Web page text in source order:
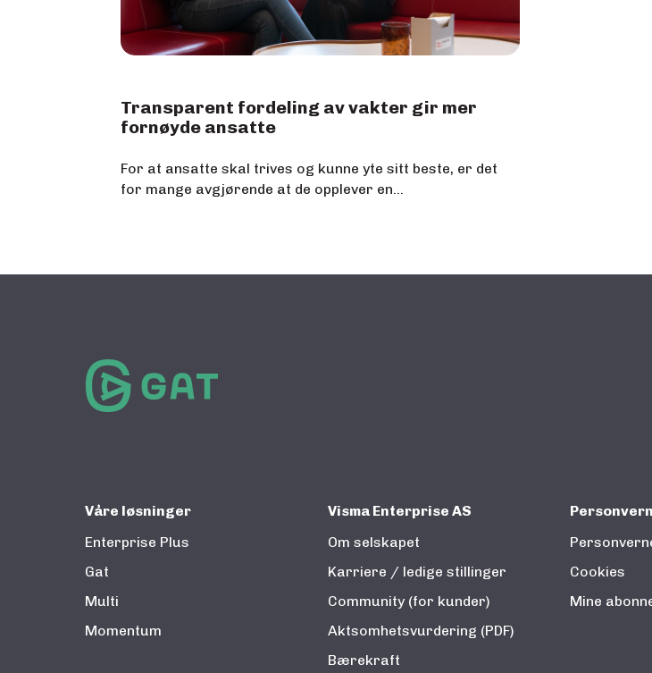
Transparent fordeling av vakter gir mer
fornøyde ansatte
For at ansatte skal trives og kunne yte sitt beste, er det
for mange avgjørende at de opplever en...
Våre løsninger
Enterprise Plus
Gat
Multi
Momentum
Visma Enterprise AS
Om selskapet
Karriere / ledige stillinger
Community (for kunder)
Aktsomhetsvurdering (PDF)
Bærekraft
Personvern
Cookies
Mine